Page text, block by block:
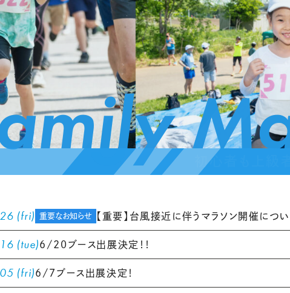
(fri) 重要なお知らせ 【重要】台風接近に伴うマラソン開催につい
(tue)6/20ブース出展決定！！
(fri)6/7ブース出展決定！